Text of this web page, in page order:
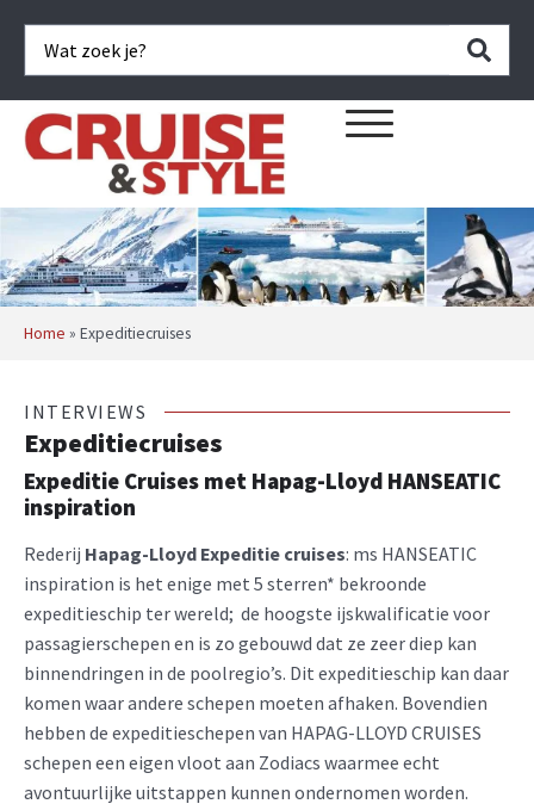
Home » Expeditiecruises
INTERVIEWS
Expeditiecruises
Expeditie Cruises met Hapag-Lloyd HANSEATIC
inspiration
Rederij Hapag-Lloyd Expeditie cruises: ms HANSEATIC
inspiration is het enige met 5 sterren* bekroonde
expeditieschip ter wereld; de hoogste ijskwalificatie voor
passagierschepen en is zo gebouwd dat ze zeer diep kan
binnendringen in de poolregio’s. Dit expeditieschip kan daar
komen waar andere schepen moeten afhaken. Bovendien
hebben de expeditieschepen van HAPAG-LLOYD CRUISES
schepen een eigen vloot aan Zodiacs waarmee echt
avontuurlijke uitstappen kunnen ondernomen worden.